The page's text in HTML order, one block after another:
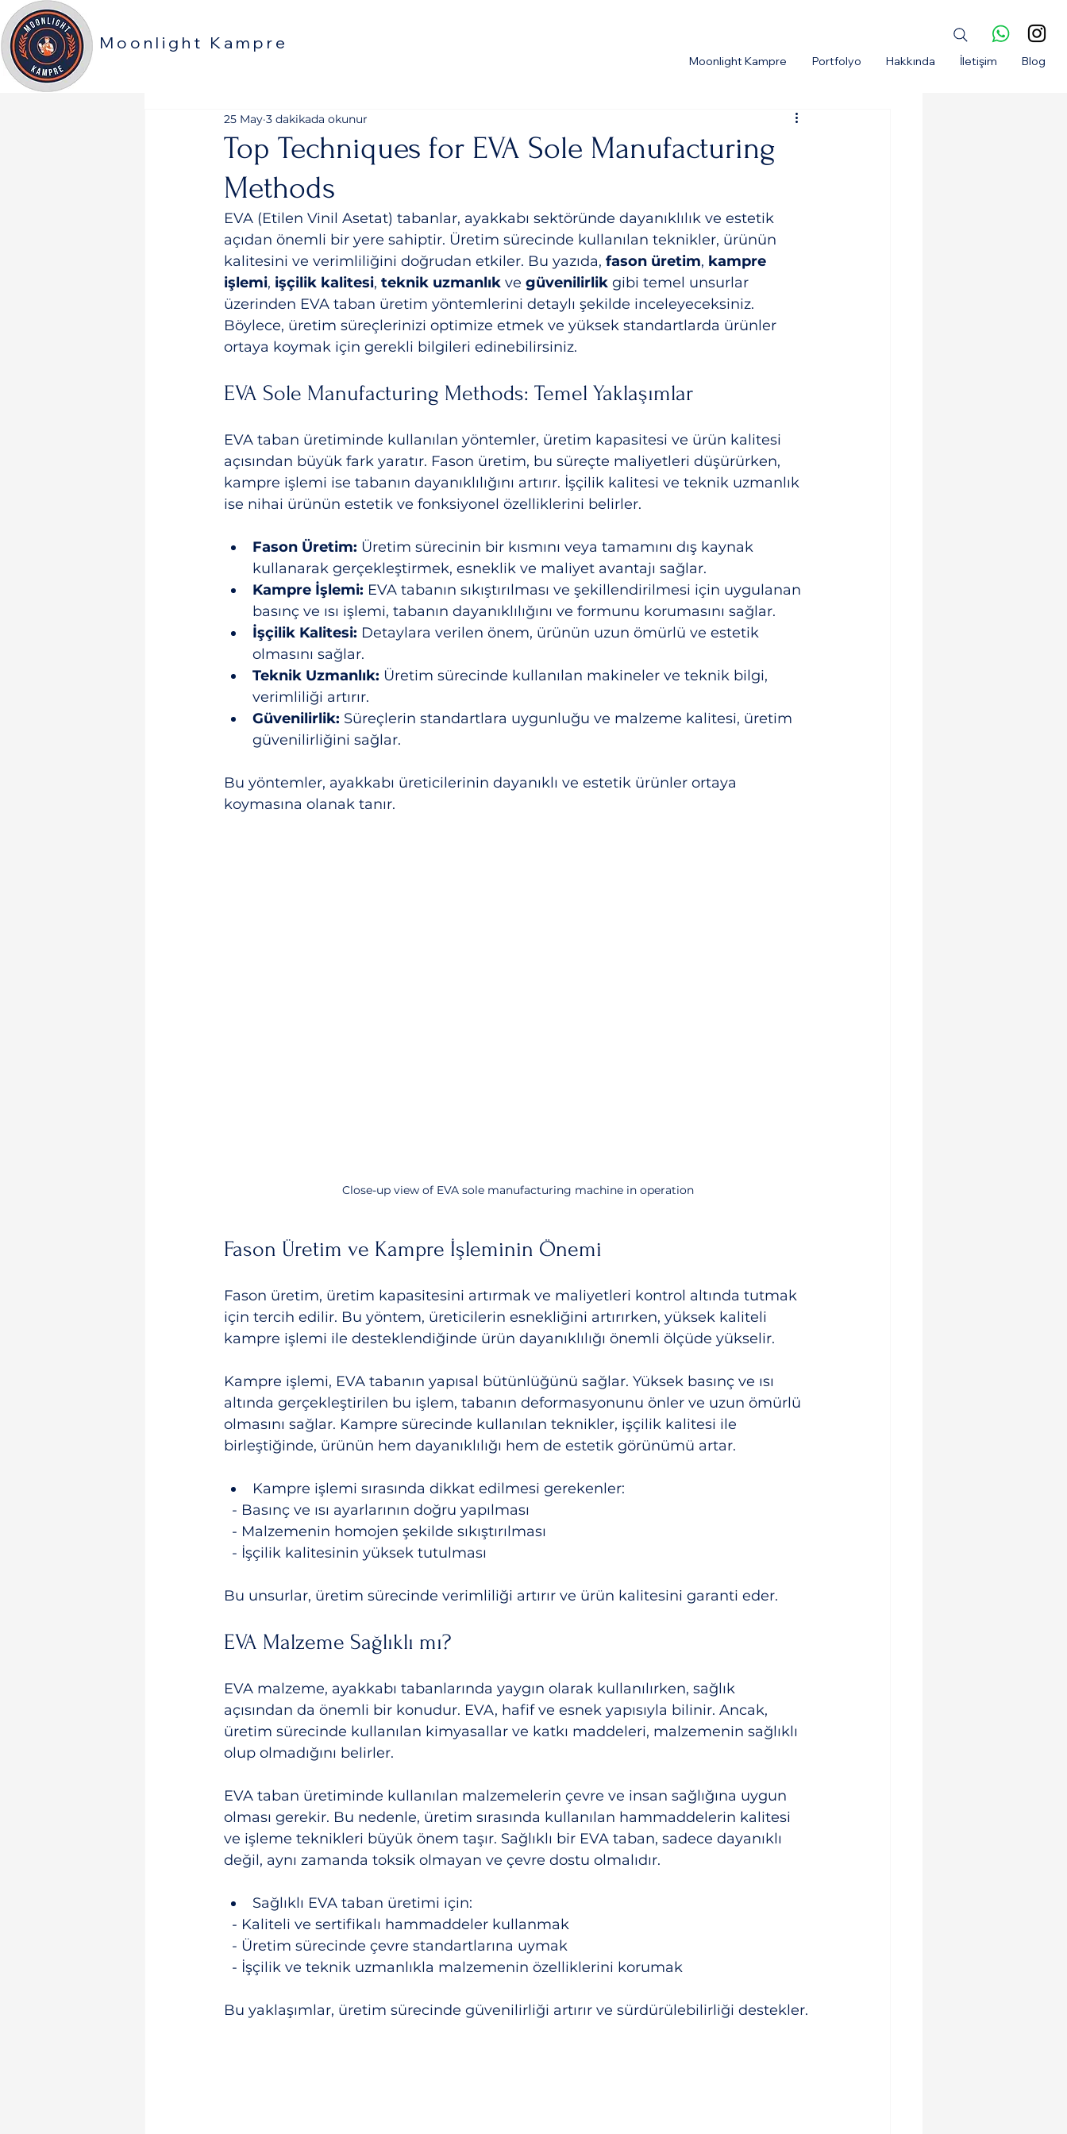
Moonlight Kampre
Moonlight Kampre Portfolyo Hakkında İletişim Blog
Top Techniques for EVA Sole Manufacturing
Methods
25 May 3 dakikada okunur
EVA (Etilen Vinil Asetat) tabanlar, ayakkabı sektöründe dayanıklılık ve estetik
açıdan önemli bir yere sahiptir. Üretim sürecinde kullanılan teknikler, ürünün
kalitesini ve verimliliğini doğrudan etkiler. Bu yazıda, fason üretim, kampre
işlemi, işçilik kalitesi, teknik uzmanlık ve güvenilirlik gibi temel unsurlar
üzerinden EVA taban üretim yöntemlerini detaylı şekilde inceleyeceksiniz.
Böylece, üretim süreçlerinizi optimize etmek ve yüksek standartlarda ürünler
ortaya koymak için gerekli bilgileri edinebilirsiniz.
EVA Sole Manufacturing Methods: Temel Yaklaşımlar
EVA taban üretiminde kullanılan yöntemler, üretim kapasitesi ve ürün kalitesi
açısından büyük fark yaratır. Fason üretim, bu süreçte maliyetleri düşürürken,
kampre işlemi ise tabanın dayanıklılığını artırır. İşçilik kalitesi ve teknik uzmanlık
ise nihai ürünün estetik ve fonksiyonel özelliklerini belirler.
Fason Üretim: Üretim sürecinin bir kısmını veya tamamını dış kaynak
kullanarak gerçekleştirmek, esneklik ve maliyet avantajı sağlar.
Kampre İşlemi: EVA tabanın sıkıştırılması ve şekillendirilmesi için uygulanan
basınç ve ısı işlemi, tabanın dayanıklılığını ve formunu korumasını sağlar.
İşçilik Kalitesi: Detaylara verilen önem, ürünün uzun ömürlü ve estetik
olmasını sağlar.
Teknik Uzmanlık: Üretim sürecinde kullanılan makineler ve teknik bilgi,
verimliliği artırır.
Güvenilirlik: Süreçlerin standartlara uygunluğu ve malzeme kalitesi, üretim
güvenilirliğini sağlar.
Bu yöntemler, ayakkabı üreticilerinin dayanıklı ve estetik ürünler ortaya
koymasına olanak tanır.
Close-up view of EVA sole manufacturing machine in operation
Fason Üretim ve Kampre İşleminin Önemi
Fason üretim, üretim kapasitesini artırmak ve maliyetleri kontrol altında tutmak
için tercih edilir. Bu yöntem, üreticilerin esnekliğini artırırken, yüksek kaliteli
kampre işlemi ile desteklendiğinde ürün dayanıklılığı önemli ölçüde yükselir.
Kampre işlemi, EVA tabanın yapısal bütünlüğünü sağlar. Yüksek basınç ve ısı
altında gerçekleştirilen bu işlem, tabanın deformasyonunu önler ve uzun ömürlü
olmasını sağlar. Kampre sürecinde kullanılan teknikler, işçilik kalitesi ile
birleştiğinde, ürünün hem dayanıklılığı hem de estetik görünümü artar.
Kampre işlemi sırasında dikkat edilmesi gerekenler:
  - Basınç ve ısı ayarlarının doğru yapılması
  - Malzemenin homojen şekilde sıkıştırılması
  - İşçilik kalitesinin yüksek tutulması
Bu unsurlar, üretim sürecinde verimliliği artırır ve ürün kalitesini garanti eder.
EVA Malzeme Sağlıklı mı?
EVA malzeme, ayakkabı tabanlarında yaygın olarak kullanılırken, sağlık
açısından da önemli bir konudur. EVA, hafif ve esnek yapısıyla bilinir. Ancak,
üretim sürecinde kullanılan kimyasallar ve katkı maddeleri, malzemenin sağlıklı
olup olmadığını belirler.
EVA taban üretiminde kullanılan malzemelerin çevre ve insan sağlığına uygun
olması gerekir. Bu nedenle, üretim sırasında kullanılan hammaddelerin kalitesi
ve işleme teknikleri büyük önem taşır. Sağlıklı bir EVA taban, sadece dayanıklı
değil, aynı zamanda toksik olmayan ve çevre dostu olmalıdır.
Sağlıklı EVA taban üretimi için:
  - Kaliteli ve sertifikalı hammaddeler kullanmak
  - Üretim sürecinde çevre standartlarına uymak
  - İşçilik ve teknik uzmanlıkla malzemenin özelliklerini korumak
Bu yaklaşımlar, üretim sürecinde güvenilirliği artırır ve sürdürülebilirliği destekler.